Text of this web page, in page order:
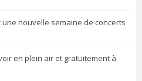
nouvelle semaine de concerts
en plein air et gratuitement à